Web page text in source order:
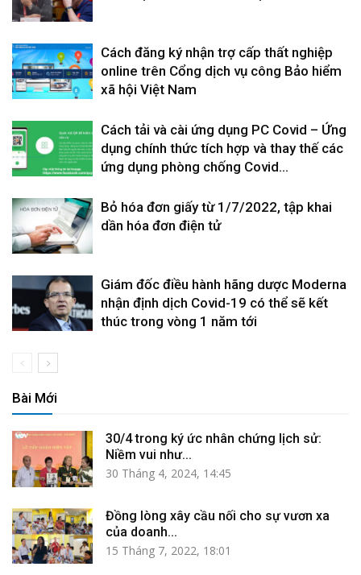
Cách đăng ký nhận trợ cấp thất nghiệp
online trên Cổng dịch vụ công Bảo hiểm
xã hội Việt Nam
Cách tải và cài ứng dụng PC Covid – Ứng
dụng chính thức tích hợp và thay thế các
ứng dụng phòng chống Covid...
Bỏ hóa đơn giấy từ 1/7/2022, tập khai
dần hóa đơn điện tử
Giám đốc điều hành hãng dược Moderna
nhận định dịch Covid-19 có thể sẽ kết
thúc trong vòng 1 năm tới
Bài Mới
30/4 trong ký ức nhân chứng lịch sử:
Niềm vui như...
30 Tháng 4, 2024, 14:45
Đồng lòng xây cầu nối cho sự vươn xa
của doanh...
15 Tháng 7, 2022, 18:01